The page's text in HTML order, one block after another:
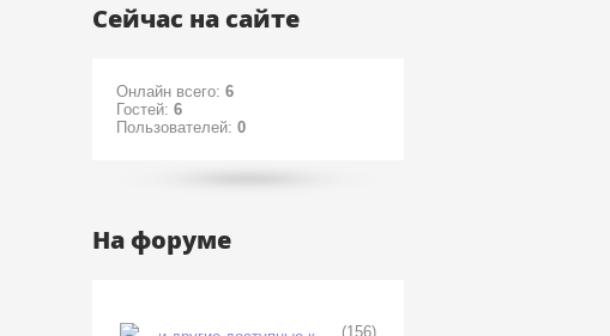
Сейчас на сайте
Онлайн всего: 6
Гостей: 6
Пользователей: 0
На форуме
(156)